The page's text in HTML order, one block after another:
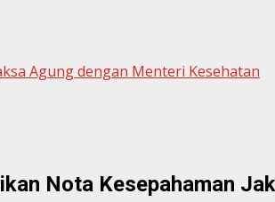
Agung dengan Menteri Kesehatan
Nota Kesepahaman